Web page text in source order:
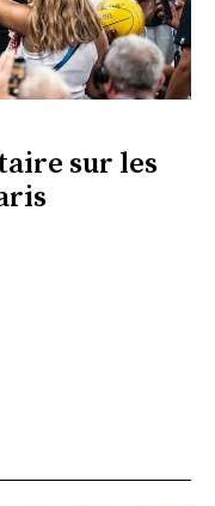
sur les